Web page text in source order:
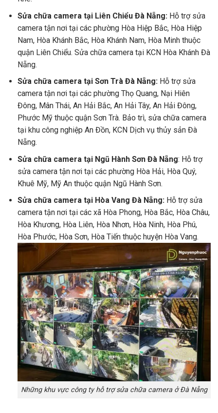
Sửa chữa camera tại Liên Chiểu Đà Nẵng: Hỗ trợ sửa
camera tận nơi tại các phường Hòa Hiệp Bắc, Hòa Hiệp
Nam, Hòa Khánh Bắc, Hòa Khánh Nam, Hòa Minh thuộc
quận Liên Chiểu. Sửa chữa camera tại KCN Hòa Khánh Đà
Nẵng.
Sửa chữa camera tại Sơn Trà Đà Nẵng:Hỗ trợ sửa
camera tận nơi tại các phường Thọ Quang, Nại Hiên
Đông, Mân Thái, An Hải Bắc, An Hải Tây, An Hải Đông,
Phước Mỹ thuộc quận Sơn Trà. Bảo trì, sửa chữa camera
tại khu công nghiệp An Đồn, KCN Dịch vụ thủy sản Đà
Nẵng.
Sửa chữa camera tại Ngũ Hành Sơn Đà Nẵng: Hỗ trợ
sửa camera tận nơi tại các phường Hòa Hải, Hòa Quý,
Khuê Mỹ, Mỹ An thuộc quận Ngũ Hành Sơn.
Sửa chữa camera tại Hòa Vang Đà Nẵng:Hỗ trợ sửa
camera tận nơi tại các xã Hòa Phong, Hòa Bắc, Hòa Châu,
Hòa Khương, Hòa Liên, Hòa Nhơn, Hòa Ninh, Hòa Phú,
Hòa Phước, Hòa Sơn, Hòa Tiến thuộc huyện Hòa Vang.
Những khu vực công ty hỗ trợ sửa chữa camera ở Đà Nẵng